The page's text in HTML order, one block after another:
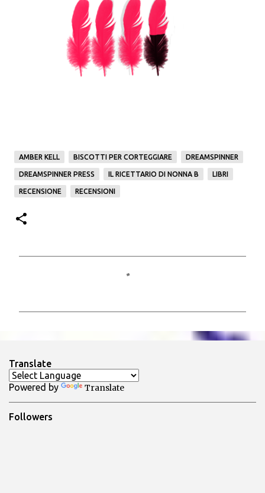
AMBER KELL BISCOTTI PER CORTEGGIARE DREAMSPINNER
DREAMSPINNER PRESS IL RICETTARIO DI NONNA B LIBRI
RECENSIONE RECENSIONI
t
i
Translate
Powered by Translate
Followers